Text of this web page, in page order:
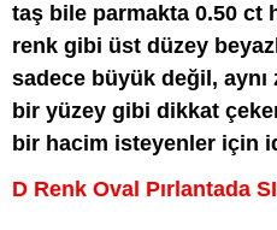
taş bile parmakta 0.50 ct
renk gibi üst düzey
sadece büyük değil, aynı
bir yüzey gibi dikkat
bir hacim isteyenler için
D Renk Oval Pırlantada